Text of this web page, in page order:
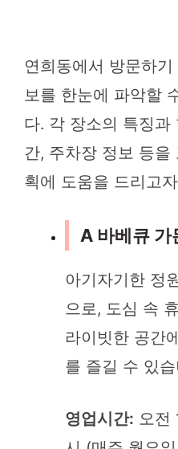
연희동에서 방문하
보를 한눈에 파악할
다. 각 장소의 특징과
간, 주차장 정보 등을
획에 도움을 드리고
A 바베큐 가
아기자기한 정
으로, 도심 속
라이빗한 공간
를 즐길 수 있
영업시간: 오전